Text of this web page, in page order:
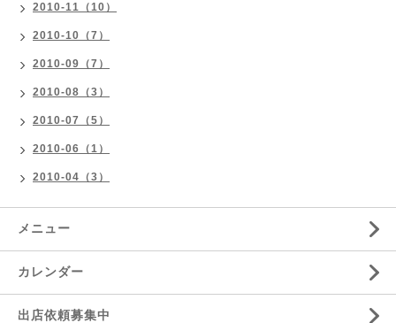
2010-11（10）
2010-10（7）
2010-09（7）
2010-08（3）
2010-07（5）
2010-06（1）
2010-04（3）
メニュー
カレンダー
出店依頼募集中